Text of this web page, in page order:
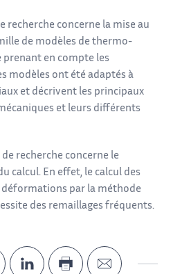
recherche concerne la mise au
de modèles de thermo-
en compte les
modèles ont été adaptés à
et décrivent les principaux
et leurs différents
recherche concerne le
calcul. En effet, le calcul des
par la méthode
des remaillages fréquents.